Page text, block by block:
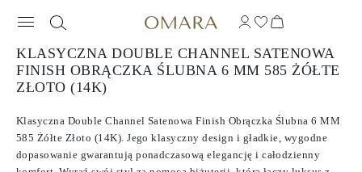
KLASYCZNA DOUBLE CHANNEL SATENOWA
FINISH OBRĄCZKA ŚLUBNA 6 MM 585 ŻÓŁTE
ZŁOTO (14K)
Klasyczna Double Channel Satenowa Finish Obrączka Ślubna 6 MM
585 Żółte Złoto (14K). Jego klasyczny design i gładkie, wygodne
dopasowanie gwarantują ponadczasową elegancję i całodzienny